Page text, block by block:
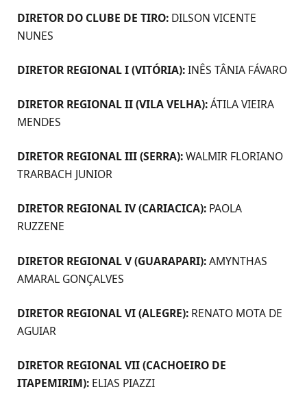
DIRETOR DO CLUBE DE TIRO: DILSON VICENTE
NUNES
DIRETOR REGIONAL I (VITÓRIA):INÊS TÂNIA FÁVARO
DIRETOR REGIONAL II (VILA VELHA):ÁTILA VIEIRA
MENDES
DIRETOR REGIONAL III (SERRA):WALMIR FLORIANO
TRARBACH JUNIOR
DIRETOR REGIONAL IV (CARIACICA): PAOLA
RUZZENE
DIRETOR REGIONAL V (GUARAPARI):AMYNTHAS
AMARAL GONÇALVES
DIRETOR REGIONAL VI (ALEGRE): RENATO MOTA DE
AGUIAR
DIRETOR REGIONAL VII (CACHOEIRO DE
ITAPEMIRIM): ELIAS PIAZZI